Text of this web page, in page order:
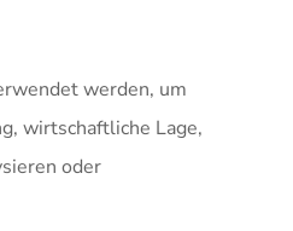
werden, um
wirtschaftliche Lage,
oder